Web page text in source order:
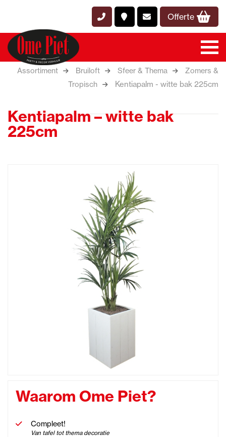
Offerte
Assortiment Bruiloft Sfeer & Thema
Zomers &
Tropisch
Kentiapalm - witte bak 225cm
Kentiapalm – witte bak
225cm
Waarom Ome Piet?
Compleet!
Van tafel tot thema decoratie